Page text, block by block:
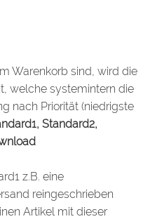
Warenkorb sind, wird die
welche systemintern die
nach Priorität (niedrigste
Standard2,
z.B. eine
reingeschrieben
Artikel mit dieser